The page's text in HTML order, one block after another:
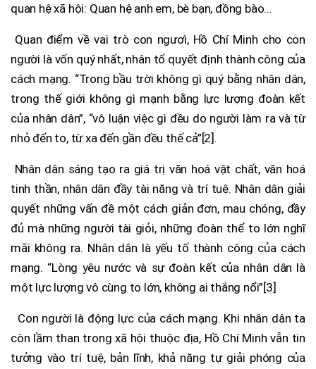
quan hệ xã hội: Quan hệ anh em, bè bạn, đồng bào…
Quan điểm về vai trò con ngươì, Hồ Chí Minh cho con
người là vốn quý nhất, nhân tố quyết định thành công của
cách mạng. “Trong bầu trời không gì quý bằng nhân dân,
trong thế giới không gì mạnh bằng lực lượng đoàn kết
của nhân dân”, “vô luận việc gì đều do người làm ra và từ
nhỏ đến to, từ xa đến gần đều thế cả”[2].
Nhân dân sáng tạo ra giá trị văn hoá vật chất, văn hoá
tinh thần, nhân dân đầy tài năng và trí tuệ. Nhân dân giải
quyết những vấn đề một cách giản đơn, mau chóng, đầy
đủ mà những người tài giỏi, những đoàn thể to lớn nghĩ
mãi không ra. Nhân dân là yếu tố thành công của cách
mạng. “Lòng yêu nước và sự đoàn kết của nhân dân là
một lực lượng vô cùng to lớn, không ai thắng nổi”[3]
Con người là động lực của cách mạng. Khi nhân dân ta
còn lầm than trong xã hội thuộc địa, Hồ Chí Minh vẫn tin
tưởng vào trí tuệ, bản lĩnh, khả năng tự giải phóng của